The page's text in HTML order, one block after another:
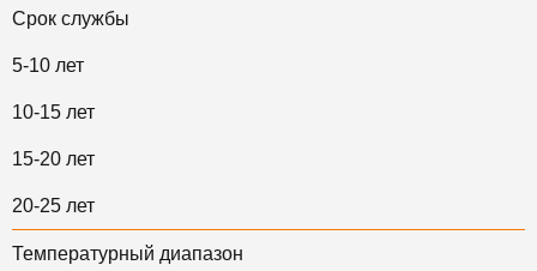
Срок службы
5-10 лет
10-15 лет
15-20 лет
20-25 лет
Температурный диапазон